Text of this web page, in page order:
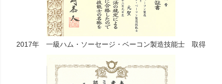
2017年 一級ハム・ソーセージ・ベーコン製造技能士 取得